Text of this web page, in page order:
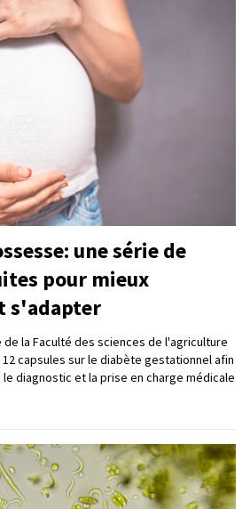
une série de
pour mieux
s'adapter
la Faculté des sciences de l'agriculture
capsules sur le diabète gestationnel afin
diagnostic et la prise en charge médicale